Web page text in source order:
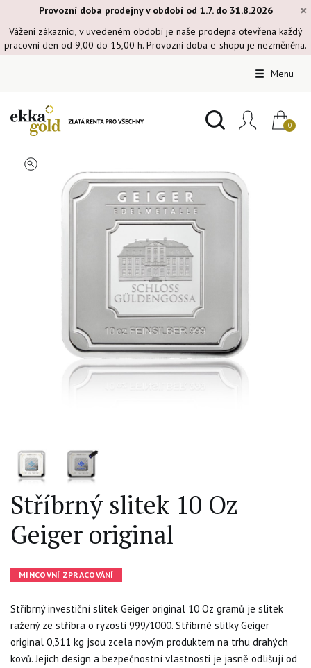
×
Provozní doba prodejny v období od 1.7. do 31.8.2026
Vážení zákazníci, v uvedeném období je naše prodejna otevřena každý
pracovní den od 9,00 do 15,00 h. Provozní doba e-shopu je nezměněna.
Menu
Stříbrný slitek 10 Oz
Geiger original
MINCOVNÍ ZPRACOVÁNÍ
Stříbrný investiční slitek Geiger original 10 Oz gramů je slitek
ražený ze stříbra o ryzosti 999/1000. Stříbrné slitky Geiger
original 0,311 kg jsou zcela novým produktem na trhu drahých
kovů. Jejich design a bezpečnostní vlastnosti je jasně odlišují od